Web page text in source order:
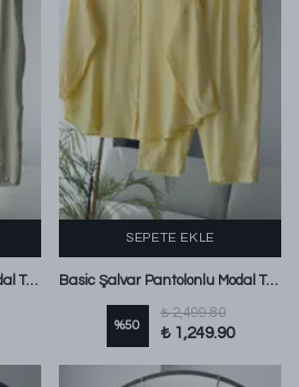
Basic Şalvar Pantolonlu Modal Takım Adaçayı
SEPETE EKLE
Basic Şalvar Pantolonlu Modal Takım Sarı
%50
₺ 2,499.80
₺ 1,249.90